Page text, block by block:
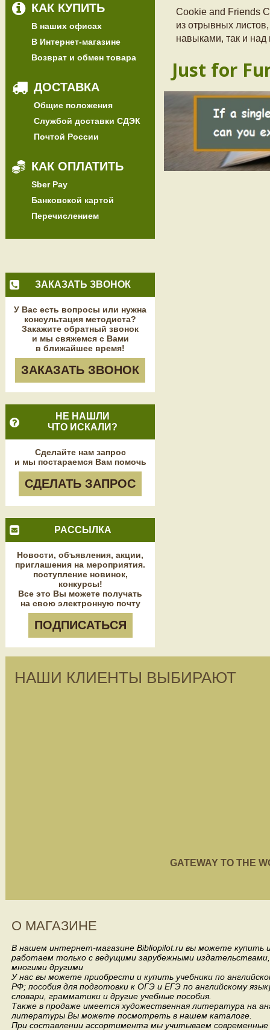
КАК КУПИТЬ
В наших офисах
В Интернет-магазине
Возврат и обмен товара
ДОСТАВКА
Общие положения
Службой доставки СДЭК
Почтой России
КАК ОПЛАТИТЬ
Sber Pay
Банковской картой
Перечислением
ЗАКАЗАТЬ ЗВОНОК
У Вас есть вопросы или нужна
консультация методиста?
Закажите обратный звонок
и мы свяжемся с Вами
в ближайшее время!
ЗАКАЗАТЬ ЗВОНОК
НЕ НАШЛИ
ЧТО ИСКАЛИ?
Сделайте нам запрос
и мы постараемся Вам помочь
СДЕЛАТЬ ЗАПРОС
РАССЫЛКА
Новости, объявления, акции,
приглашения на мероприятия.
поступление новинок,
конкурсы!
Все это Вы можете получать
на свою электронную почту
ПОДПИСАТЬСЯ
Cookie and Friends
из отрывных
навыками, так и
Just for
НАШИ КЛИЕНТЫ ВЫБИРАЮТ
GATEWAY TO THE
О МАГАЗИНЕ
В нашем интернет-магазине Bibliopilot.ru вы можете купить
работаем только с ведущими зарубежными издательствами,
многими другими
У нас вы можете приобрести и купить учебники по
РФ; пособия для подготовки к ОГЭ и ЕГЭ по английскому
словари, грамматики и другие учебные пособия.
Также в продаже имеется художественная литература на
литературы Вы можете посмотреть в нашем каталоге.
При составлении ассортимента мы учитываем